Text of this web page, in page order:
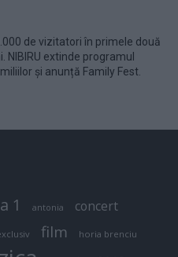
de vizitatori în primele două
NIBIRU extinde programul
și anunță Family Fest.
1 antonia concert
film horia brenciu